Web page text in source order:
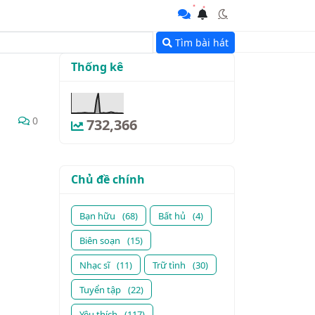
Tìm bài hát
0
Thống kê
732,366
Chủ đề chính
Bạn hữu (68) Bất hủ
(4)
Biên soạn
(15)
Nhạc sĩ (11) Trữ tình
(30)
Tuyển tập (22)